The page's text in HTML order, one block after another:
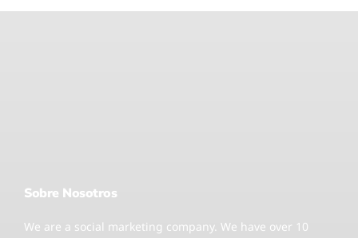
Sobre Nosotros
We are a social marketing company. We have over 10